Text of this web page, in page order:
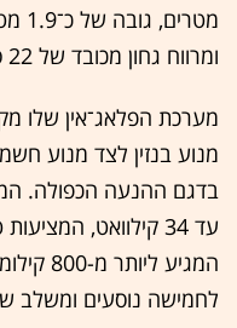
ומרווח גחון מכובד של 22 ס"מ לטובת חובבי השטח.
מערכת הפלאג־אין שלו
מנוע בנזין לצד מנוע
בדגם ההנעה הכפולה.
עד 34 קילוואט,
המגיע
לחמישה נוסעים ומשלב